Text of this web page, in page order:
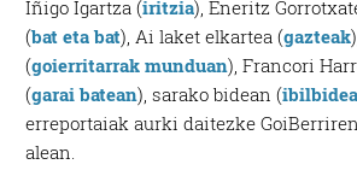
Iñigo Igartza (iritzia), Eneritz
(bat eta bat), Ai laket elkartea (gazteak
(goierritarrak munduan), Francori
(garai batean), sarako bidean (
erreportaiak aurki daitezke
alean.